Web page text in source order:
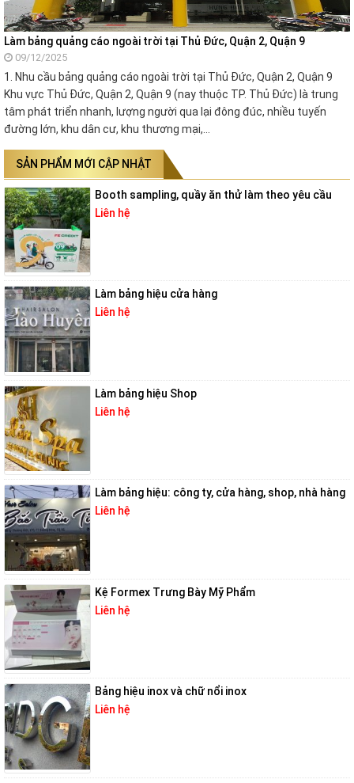
Làm bảng quảng cáo ngoài trời tại Thủ Đức, Quận 2, Quận 9
09/12/2025
1. Nhu cầu bảng quảng cáo ngoài trời tại Thủ Đức, Quận 2, Quận 9
Khu vực Thủ Đức, Quận 2, Quận 9 (nay thuộc TP. Thủ Đức) là trung
tâm phát triển nhanh, lượng người qua lại đông đúc, nhiều tuyến
đường lớn, khu dân cư, khu thương mại,…
SẢN PHẨM MỚI CẬP NHẬT
Booth sampling, quầy ăn thử làm theo yêu cầu
Liên hệ
Làm bảng hiệu cửa hàng
Liên hệ
Làm bảng hiệu Shop
Liên hệ
Làm bảng hiệu: công ty, cửa hàng, shop, nhà hàng
Liên hệ
Kệ Formex Trưng Bày Mỹ Phẩm
Liên hệ
Bảng hiệu inox và chữ nổi inox
Liên hệ